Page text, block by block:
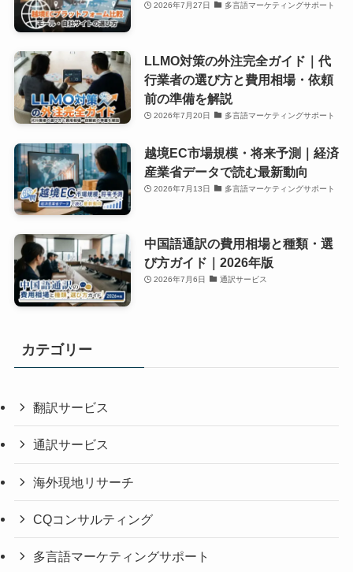
2026年7月27日 多言語マーケティングサポート
LLMO対策の外注完全ガイド｜代
行業者の選び方と費用相場・依頼
前の準備を解説
2026年7月20日 多言語マーケティングサポート
越境EC市場規模・将来予測｜経済
産業省データで読む最新動向
2026年7月13日 多言語マーケティングサポート
中国語通訳の費用相場と種類・選
び方ガイド｜2026年版
2026年7月6日 通訳サービス
カテゴリー
翻訳サービス
通訳サービス
海外現地リサーチ
CQコンサルティング
多言語マーケティングサポート